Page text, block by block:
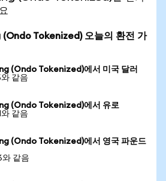
Tokenized) 오늘의 환전 가
(Ondo Tokenized)에서 미국 달러
같음
(Ondo Tokenized)에서 유로
같음
(Ondo Tokenized)에서 영국 파운드
와 같음